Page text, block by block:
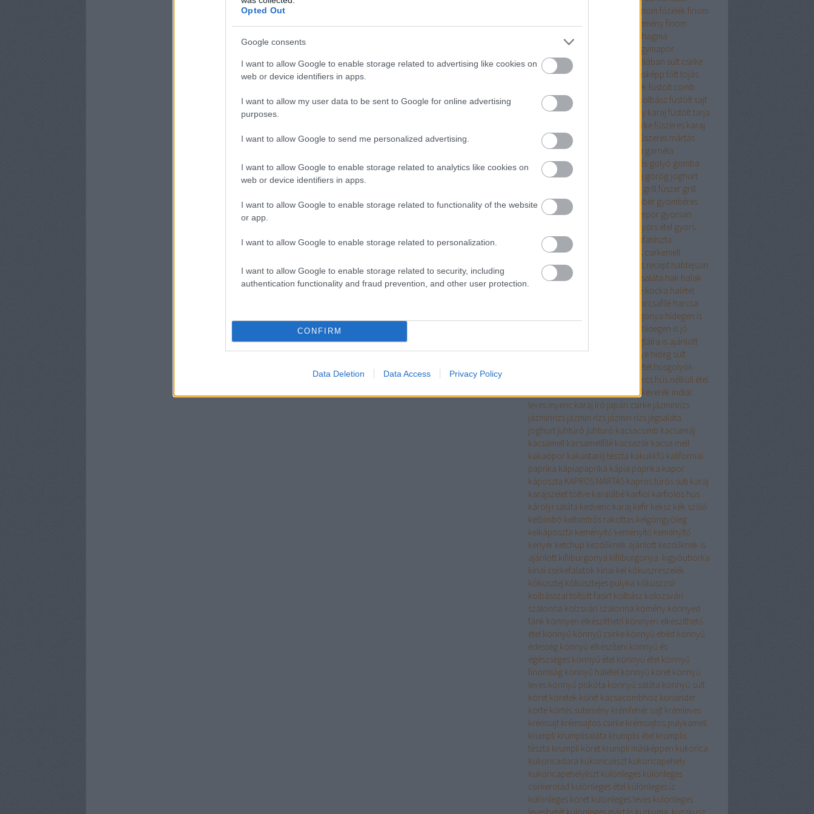
Opted Out
Google consents
I want to allow Google to enable storage related to advertising like cookies on
web or device identifiers in apps.
I want to allow my user data to be sent to Google for online advertising
purposes.
I want to allow Google to send me personalized advertising.
I want to allow Google to enable storage related to analytics like cookies on
web or device identifiers in apps.
I want to allow Google to enable storage related to functionality of the website
or app.
I want to allow Google to enable storage related to personalization.
I want to allow Google to enable storage related to security, including
authentication functionality and fraud prevention, and other user protection.
CONFIRM
Data Deletion Data Access Privacy Policy
finom főzelék finom
gombócfinom panir finom sütemény finom
fodros kocka
fokhagma
fokhagyma
fokhagymapor
fokhagymás
fóliában sült csirke
fóliás csirke
főtt hús másképp főtt tojás
friss fűszerek füstölt comb
füstölt hús
füstölt karaj füstölt kolbász füstölt sajt
füstölt sonka
füstölt sonka vagy karaj füstölt tarja
fűszeres csirkefűszeres karaj
fűszeres krumpli
fűszeres mártás
fűszerkeverék
galuska garnéla
gesztenyés finomság
gesztenyés golyó gomba
gombapaprikás
göngyölt karaj görög joghurt
grill fúszer grill
fűszerkeverék
gyömbér gyömbéres
pulykagyömbérlekvár gyömbérpor gyorsan
gyors étel gyors
receptgyros fűszerkeverék
gyufatészta
gyümölcsös csirke
gyümölcsös csirkemell
gyümölcsös muffin
gyümölcsös recept habtejszin
hagyma
hagymaleves hagymasaláta hak halak
fűszerkeverék
halászlé kocka halétel
harcsafilé harcsa
Hasselbach burgonya hidegen is
hidegen is jó
hidegtálra is ajánlott
hidegtálra kiváló
hideg pecsenye hideg sült
húsétel húsgolyók
hústekercs hús nélküli étel
indiai fűszerkeverék indiai
leves inyenc karaj író japán csirke jázminrízs
jázminrizs jázmin rizs jázmin rízs jégsaláta
joghurt juhtúró juhturó kacsacomb kacsamáj
kacsamell kacsamellfilé kacsazsír kacsa mell
kakaópor kakastaréj tészta kakukkfű kaliforniai
paprika kápiapaprika kápia paprika kapor
káposzta KAPROS MÁRTÁS kapros túrós süti karaj
karajszelet töltve karalábé karfiol karfiolos hús
károlyi saláta kedvenc karaj kefír keksz kék szőlő
kelbimbó kelbimbós rakottas kelgöngyöleg
kelkáposzta keményitő keményítő keményÍtő
kenyér ketchup kezdőknek ajánlott kezdőknek is
ajánlott kifliburgonya kifliburgonya. kigyóuborka
kinai csirkefalatok kinai kel kókuszreszelék
kókusztej kókusztejes pulyka kókuszzsír
kolbásszal töltött fasirt kolbász kolozsvári
szalonna kolzsvári szalonna kömény könnyed
fánk könnyen elkészíthető könnyen elkészíthető
étel könnyű könnyű csirke könnyű ebéd könnyű
édesség könnyű elkészíteni könnyű és
egészséges könnyű étel könnyü étel könnyű
finomság könnyű halétel könnyű köret könnyű
leves könnyű piskóta könnyű saláta könnyű sült
köret köretek köret kacsacombhoz koriander
körte körtés sütemény krémfehér sajt krémleves
krémsajt krémsajtos csirke krémsajtos pulykamell
krumpli krumplisaláta krumplis étel krumplis
tészta krumpli köret krumpli másképpen kukorica
kukoricadara kukoricaliszt kukoricapehely
kukoricapehelyliszt különleges különleges
csirkerolád különleges étel különleges íz
különleges köret különleges leves különleges